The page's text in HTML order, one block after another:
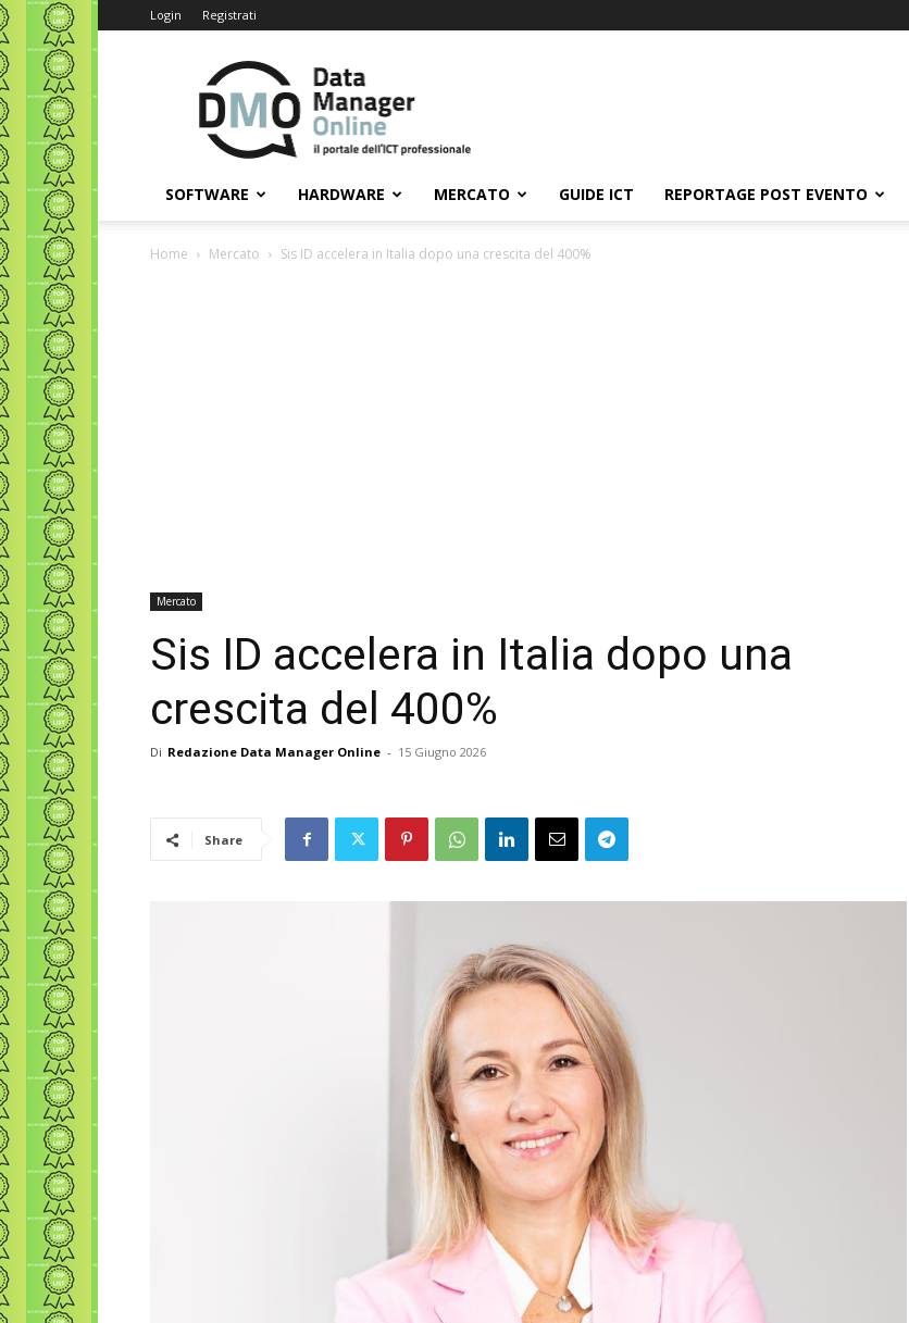
Login Registrati
Data
Manager
Online
SOFTWARE HARDWARE MERCATO GUIDE ICT REPORTAGE POST EVENTO
Home Mercato Sis ID accelera in Italia dopo una crescita del 400%
Mercato
Sis ID accelera in Italia dopo una
crescita del 400%
Di Redazione Data Manager Online - 15 Giugno 2026
Share